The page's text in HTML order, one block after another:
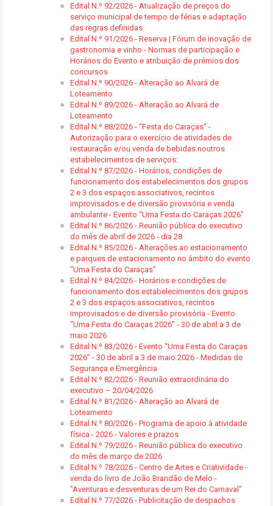
Edital N.º 92/2026 - Atualização de preços do
serviço municipal de tempo de férias e adaptação
das regras definidas
Edital N.º 91/2026 - Reserva | Fórum de inovação de
gastronomia e vinho - Normas de participação e
Horários do Evento e atribuição de prémios dos
concursos
Edital N.º 90/2026 - Alteração ao Alvará de
Loteamento
Edital N.º 89/2026 - Alteração ao Alvará de
Loteamento
Edital N.º 88/2026 - “Festa do Caraças” -
Autorização para o exercício de atividades de
restauração e/ou venda de bebidas noutros
estabelecimentos de serviços:
Edital N.º 87/2026 - Horários, condições de
funcionamento dos estabelecimentos dos grupos
2 e 3 dos espaços associativos, recintos
improvisados e de diversão provisória e venda
ambulante - Evento “Uma Festa do Caraças 2026”
Edital N.º 86/2026 - Reunião pública do executivo
do mês de abril de 2026 - dia 28
Edital N.º 85/2026 - Alterações ao estacionamento
e parques de estacionamento no âmbito do evento
“Uma Festa do Caraças”
Edital N.º 84/2026 - Horários e condições de
funcionamento dos estabelecimentos dos grupos
2 e 3 dos espaços associativos, recintos
improvisados e de diversão provisória - Evento
“Uma Festa do Caraças 2026” - 30 de abril a 3 de
maio 2026
Edital N.º 83/2026 - Evento “Uma Festa do Caraças
2026” - 30 de abril a 3 de maio 2026 - Medidas de
Segurança e Emergência
Edital N.º 82/2026 - Reunião extraordinária do
executivo – 20/04/2026
Edital N.º 81/2026 - Alteração ao Alvará de
Loteamento
Edital N.º 80/2026 - Programa de apoio à atividade
física - 2026 - Valores e prazos
Edital N.º 79/2026 - Reunião pública do executivo
do mês de março de 2026
Edital N.º 78/2026 - Centro de Artes e Criatividade -
venda do livro de João Brandão de Melo -
"Aventuras e desventuras de um Rei do Carnaval"
Edital N.º 77/2026 - Publicitação de despachos